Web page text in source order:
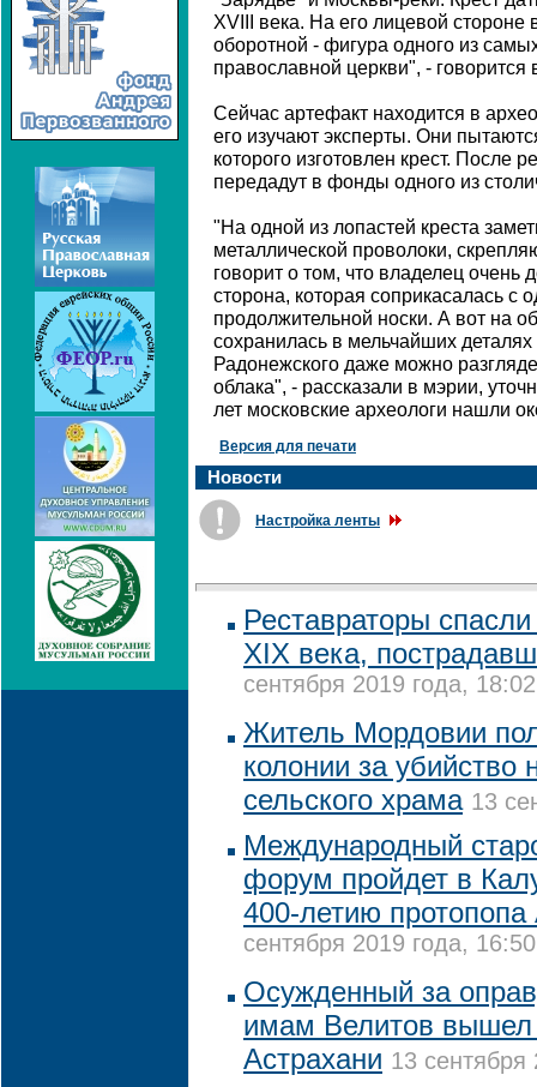
XVIII века. На его лицевой стороне
оборотной - фигура одного из
православной церкви", -
Сейчас артефакт находится в
его изучают эксперты. Они
которого изготовлен крест. После
передадут в фонды одного из
"На одной из лопастей креста
металлической проволоки,
говорит о том, что владелец очень
сторона, которая соприкасалась с
продолжительной носки. А вот на
сохранилась в мельчайших
Радонежского даже можно
облака", - рассказали в мэрии,
лет московские археологи нашли
Версия для печати
Новости
Настройка ленты
Реставраторы спасли
XIX века,
сентября 2019 года, 18:02
Житель Мордовии
колонии за убийство
сельского храма 13
Международный
форум пройдет в
400-летию
сентября 2019 года, 16:50
Осужденный за
имам Велитов вышел
Астрахани 13 сентября